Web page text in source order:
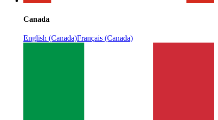
Canada
English (Canada)Français (Canada)